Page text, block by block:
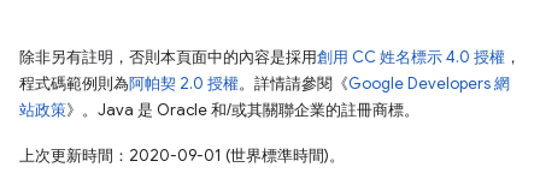
除非另有註明，否則本頁面中的內容是採用創用 CC 姓名標示 4.0 授權 ，
程式碼範例則為阿帕契 2.0 授權。詳情請參閱《Google Developers 網
站政策》。Java 是 Oracle 和/或其關聯企業的註冊商標。
上次更新時間：2020-09-01 (世界標準時間)。